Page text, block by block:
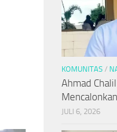
KOMUNITAS /
Ahmad
JULI 6, 2026